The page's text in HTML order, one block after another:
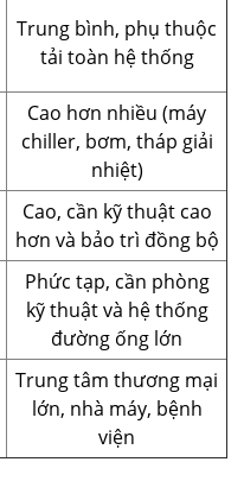
Trung bình, phụ thuộc
tải toàn hệ thống
Cao hơn nhiều (máy
chiller, bơm, tháp giải
nhiệt)
Cao, cần kỹ thuật cao
hơn và bảo trì đồng bộ
Phức tạp, cần phòng
kỹ thuật và hệ thống
đường ống lớn
Trung tâm thương mại
lớn, nhà máy, bệnh
viện